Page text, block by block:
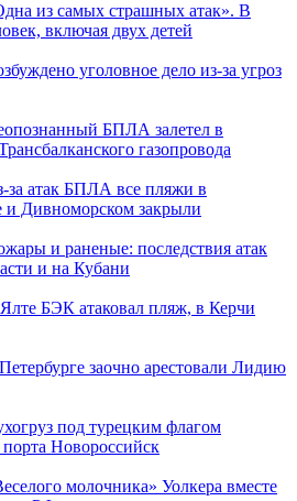
из самых страшных атак». В
включая двух детей
уголовное дело из-за угроз
БПЛА залетел в
газопровода
за атак БПЛА все пляжи в
и Дивноморском закрыли
и раненые: последствия атак
и на Кубани
БЭК атаковал пляж, в Керчи
заочно арестовали Лидию
под турецким флагом
Новороссийск
молочника» Уолкера вместе